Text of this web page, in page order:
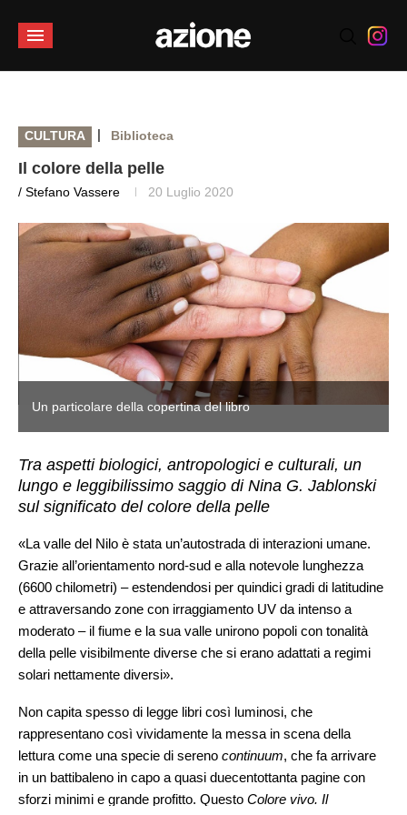
CULTURA | Biblioteca
Il colore della pelle
/ Stefano Vassere 20 Luglio 2020
Un particolare della copertina del libro
Tra aspetti biologici, antropologici e culturali, un
lungo e leggibilissimo saggio di Nina G. Jablonski
sul significato del colore della pelle
«La valle del Nilo è stata un’autostrada di interazioni umane.
Grazie all’orientamento nord-sud e alla notevole lunghezza
(6600 chilometri) – estendendosi per quindici gradi di latitudine
e attraversando zone con irraggiamento UV da intenso a
moderato – il fiume e la sua valle unirono popoli con tonalità
della pelle visibilmente diverse che si erano adattati a regimi
solari nettamente diversi».
Non capita spesso di legge libri così luminosi, che
rappresentano così vividamente la messa in scena della
lettura come una specie di sereno continuum, che fa arrivare
in un battibaleno in capo a quasi duecentottanta pagine con
sforzi minimi e grande profitto. Questo Colore vivo. Il